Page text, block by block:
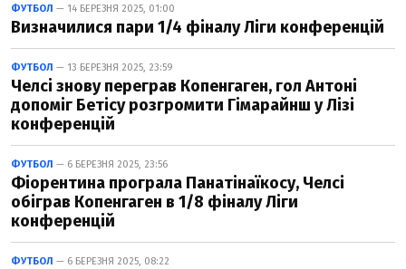
ФУТБОЛ — 14 БЕРЕЗНЯ 2025, 01:00
Визначилися пари 1/4 фіналу Ліги конференцій
ФУТБОЛ — 13 БЕРЕЗНЯ 2025, 23:59
Челсі знову переграв Копенгаген, гол Антоні
допоміг Бетісу розгромити Гімарайнш у Лізі
конференцій
ФУТБОЛ — 6 БЕРЕЗНЯ 2025, 23:56
Фіорентина програла Панатінаїкосу, Челсі
обіграв Копенгаген в 1/8 фіналу Ліги
конференцій
ФУТБОЛ — 6 БЕРЕЗНЯ 2025, 08:22